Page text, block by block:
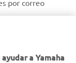
por correo
tus datos para
a Yamaha